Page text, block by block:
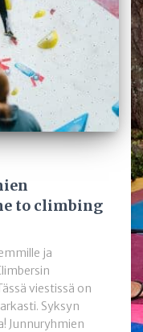
to climbing
ja
viestissä on
Syksyn
Junnuryhmien